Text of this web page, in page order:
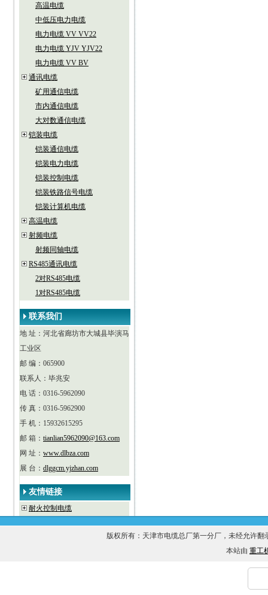
高温电缆
中低压电力电缆
电力电缆 VV VV22
电力电缆 YJV YJV22
电力电缆 VV BV
通讯电缆
矿用通信电缆
市内通信电缆
大对数通信电缆
铠装电缆
铠装通信电缆
铠装电力电缆
铠装控制电缆
铠装铁路信号电缆
铠装计算机电缆
高温电缆
射频电缆
射频同轴电缆
RS485通讯电缆
2对RS485电缆
1对RS485电缆
联系我们
地 址：河北省廊坊市大城县毕演马
工业区
邮 编：065900
联系人：毕兆安
电 话：0316-5962090
传 真：0316-5962900
手 机：15932615295
邮 箱： tianlian5962090@163.com
网 址： www.dlbza.com
展 台： dlggcm.yjzhan.com
友情链接
耐火控制电缆
版权所有：天津市电缆总厂第一分厂，未经允许
本站由 重工